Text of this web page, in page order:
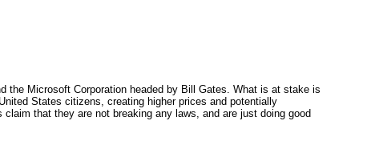
the Microsoft Corporation headed by Bill Gates. What is at stake is
States citizens, creating higher prices and potentially
that they are not breaking any laws, and are just doing good